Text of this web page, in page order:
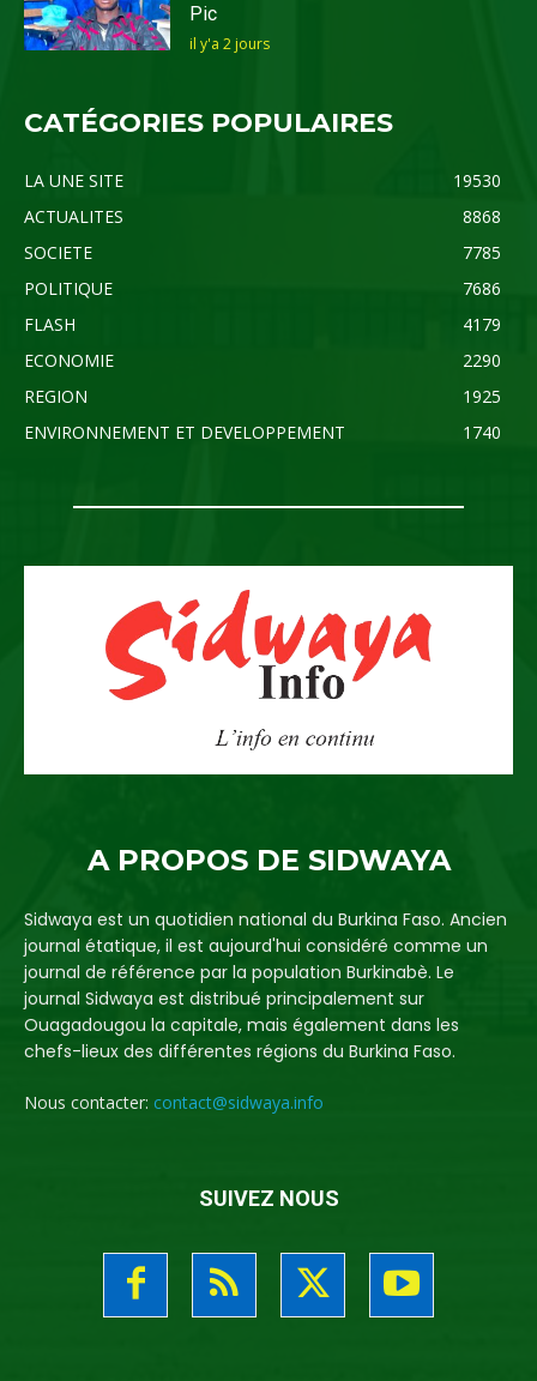
Pic
il y'a 2 jours
CATÉGORIES POPULAIRES
LA UNE SITE
19530
ACTUALITES
8868
SOCIETE
7785
POLITIQUE
7686
FLASH
4179
ECONOMIE
2290
REGION
1925
ENVIRONNEMENT ET DEVELOPPEMENT
1740
A PROPOS DE SIDWAYA
Sidwaya est un quotidien national du Burkina Faso. Ancien
journal étatique, il est aujourd'hui considéré comme un
journal de référence par la population Burkinabè. Le
journal Sidwaya est distribué principalement sur
Ouagadougou la capitale, mais également dans les
chefs-lieux des différentes régions du Burkina Faso.
Nous contacter: contact@sidwaya.info
SUIVEZ NOUS